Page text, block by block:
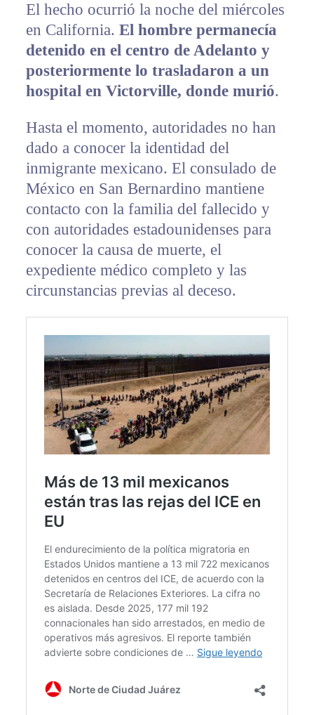
El hecho ocurrió la noche del miércoles
en California. El hombre permanecía
detenido en el centro de Adelanto y
posteriormente lo trasladaron a un
hospital en Victorville, donde murió.
Hasta el momento, autoridades no han
dado a conocer la identidad del
inmigrante mexicano. El consulado de
México en San Bernardino mantiene
contacto con la familia del fallecido y
con autoridades estadounidenses para
conocer la causa de muerte, el
expediente médico completo y las
circunstancias previas al deceso.